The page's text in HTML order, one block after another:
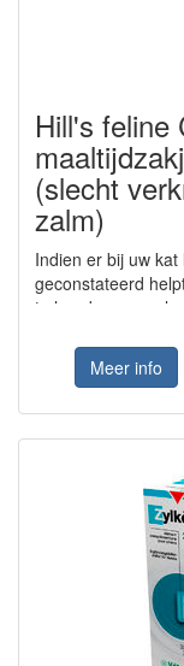
Hill's feline
(slecht
zalm)
Indien er bij uw
geconstateerd
te houden en
Meer info